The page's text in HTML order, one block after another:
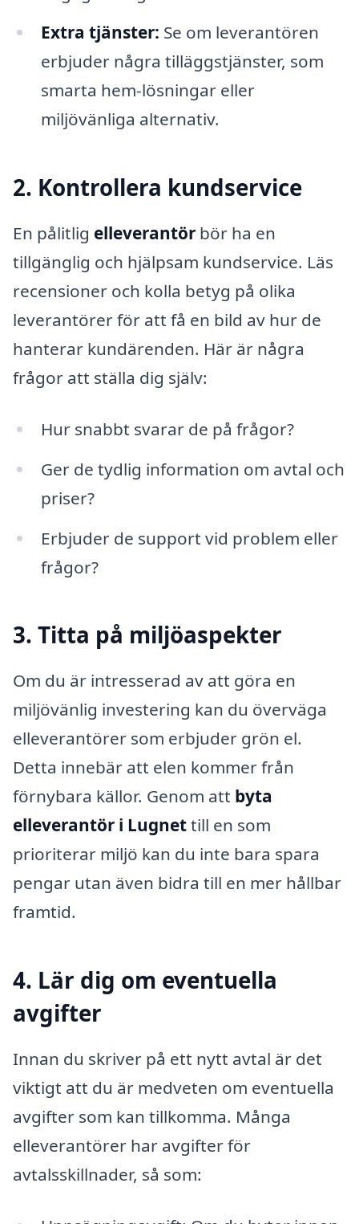
Extra tjänster: Se om leverantören
erbjuder några tilläggstjänster, som
smarta hem-lösningar eller
miljövänliga alternativ.
2. Kontrollera kundservice
En pålitlig elleverantör bör ha en
tillgänglig och hjälpsam kundservice. Läs
recensioner och kolla betyg på olika
leverantörer för att få en bild av hur de
hanterar kundärenden. Här är några
frågor att ställa dig själv:
Hur snabbt svarar de på frågor?
Ger de tydlig information om avtal och
priser?
Erbjuder de support vid problem eller
frågor?
3. Titta på miljöaspekter
Om du är intresserad av att göra en
miljövänlig investering kan du överväga
elleverantörer som erbjuder grön el.
Detta innebär att elen kommer från
förnybara källor. Genom att byta
elleverantör i Lugnettill en som
prioriterar miljö kan du inte bara spara
pengar utan även bidra till en mer hållbar
framtid.
4. Lär dig om eventuella
avgifter
Innan du skriver på ett nytt avtal är det
viktigt att du är medveten om eventuella
avgifter som kan tillkomma. Många
elleverantörer har avgifter för
avtalsskillnader, så som: